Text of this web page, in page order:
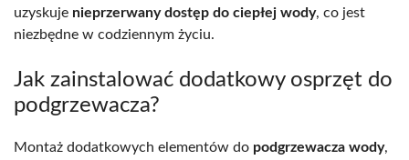
uzyskuje nieprzerwany dostęp do ciepłej wody, co jest
niezbędne w codziennym życiu.
Jak zainstalować dodatkowy osprzęt do
podgrzewacza?
Montaż dodatkowych elementów do podgrzewacza wody,